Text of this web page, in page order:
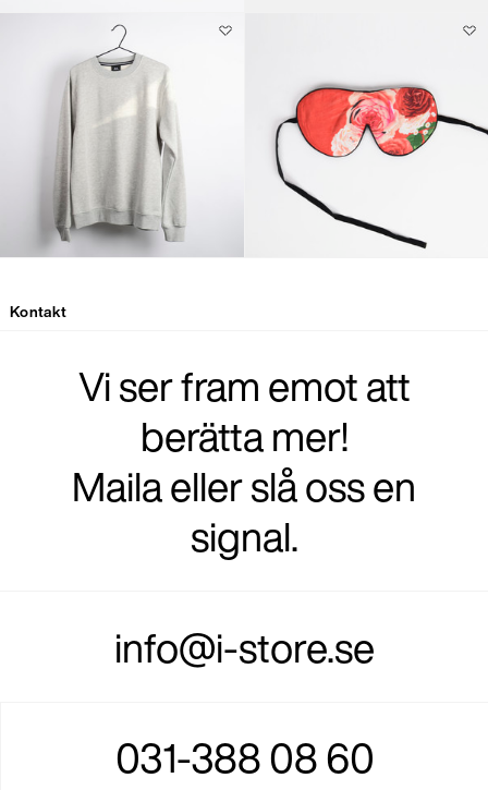
Kontakt
Vi ser fram emot att
berätta mer!
Maila eller slå oss en
signal.
info@i-store.se
031-388 08 60